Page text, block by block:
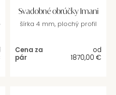
Svadobné obrúčky Imani
šírka 4 mm, plochý profil
Cena za
pár
od
1870,00 €